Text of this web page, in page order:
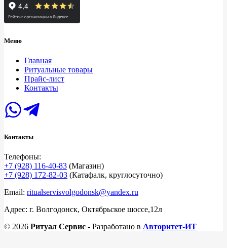
Меню
Главная
Ритуальные товары
Прайс-лист
Контакты
Контакты
Телефоны:
+7 (928) 116-40-83 (Магазин)
+7 (928) 172-82-03 (Катафалк, круглосуточно)
Email: ritualservisvolgodonsk@yandex.ru
Адрес: г. Волгодонск, Октябрьское шоссе,12л
© 2026 Ритуал Сервис - Разработано в Авторитет-ИТ